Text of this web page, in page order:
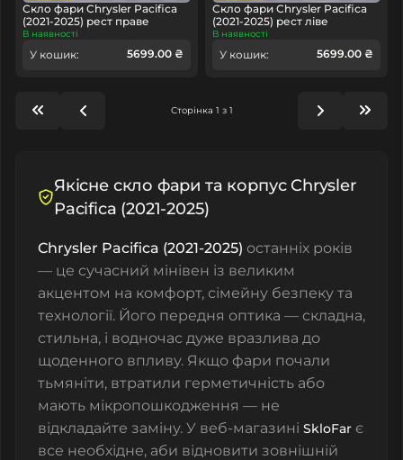
Скло фари Chrysler Pacifica
(2021-2025) рест праве
В наявності
У кошик: 5699.00 ₴
Скло фари Chrysler Pacifica
(2021-2025) рест ліве
В наявності
У кошик: 5699.00 ₴
Сторінка 1 з 1
Якісне скло фари та корпус Chrysler
Pacifica (2021-2025)
Chrysler Pacifica (2021-2025) останніх років
— це сучасний мінівен із великим
акцентом на комфорт, сімейну безпеку та
технології. Його передня оптика — складна,
стильна, і водночас дуже вразлива до
щоденного впливу. Якщо фари почали
тьмяніти, втратили герметичність або
мають мікропошкодження — не
відкладайте заміну. У веб-магазині SkloFar є
все необхідне, аби відновити зовнішній